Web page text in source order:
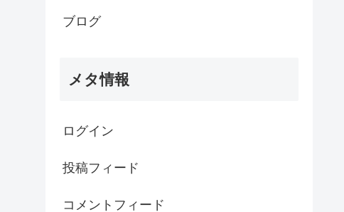
ブログ
メタ情報
ログイン
投稿フィード
コメントフィード